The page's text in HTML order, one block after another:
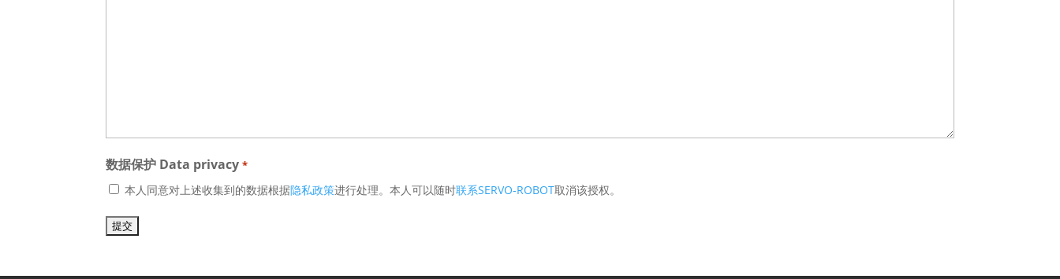
数据保护 Data privacy *
本人同意对上述收集到的数据根据隐私政策进行处理。本人可以随时联系SERVO-ROBOT取消该授权。